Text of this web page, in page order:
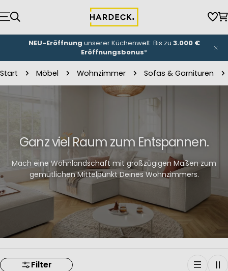
Inhalt
springen
NEU-Eröffnung unserer Küchenwelt: Bis zu 3.000 €
Eröffnungsbonus*
Start Möbel Wohnzimmer Sofas & Garnituren
Ganz viel Raum zum Entspannen.
Mach eine Wohnlandschaft mit großzügigen Maßen zum
gemütlichen Mittelpunkt Deines Wohnzimmers.
Filter